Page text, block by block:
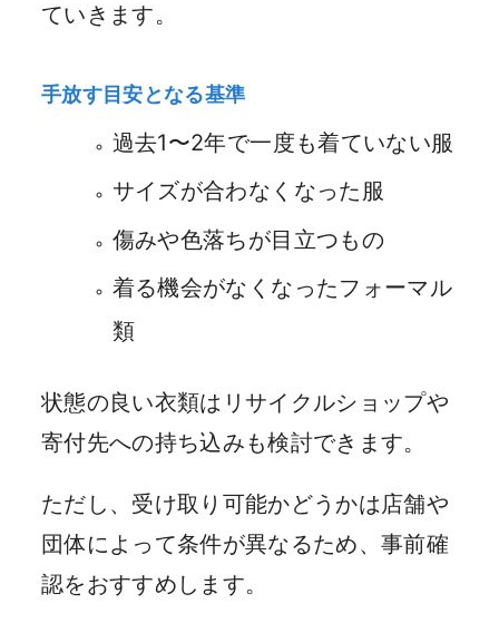
ていきます。
手放す目安となる基準
過去1〜2年で一度も着ていない服
サイズが合わなくなった服
傷みや色落ちが目立つもの
着る機会がなくなったフォーマル
類
状態の良い衣類はリサイクルショップや
寄付先への持ち込みも検討できます。
ただし、受け取り可能かどうかは店舗や
団体によって条件が異なるため、事前確
認をおすすめします。